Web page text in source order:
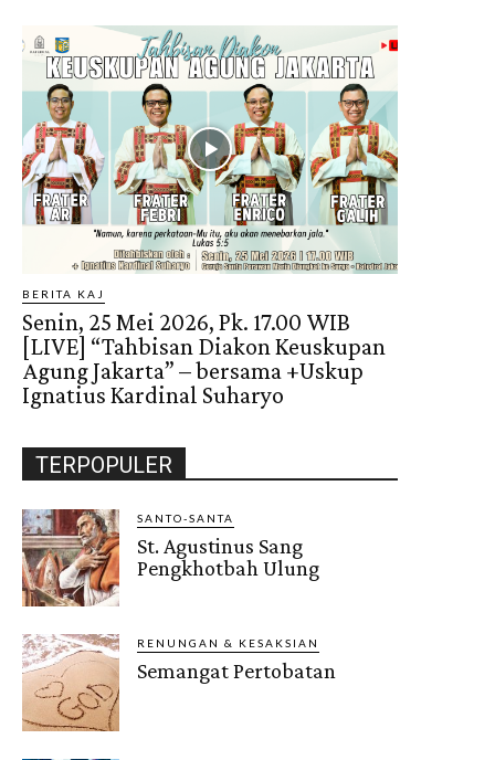
BERITA KAJ
Senin, 25 Mei 2026, Pk. 17.00 WIB
[LIVE] “Tahbisan Diakon Keuskupan
Agung Jakarta” – bersama +Uskup
Ignatius Kardinal Suharyo
TERPOPULER
SANTO-SANTA
St. Agustinus Sang
Pengkhotbah Ulung
RENUNGAN & KESAKSIAN
Semangat Pertobatan